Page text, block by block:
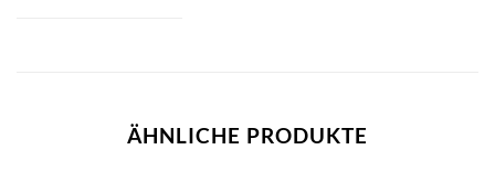
ÄHNLICHE PRODUKTE